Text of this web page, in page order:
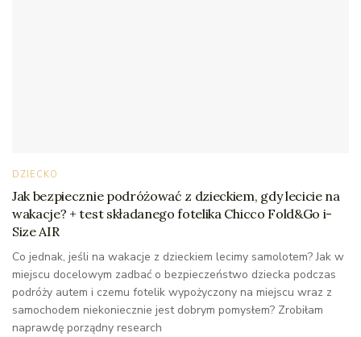
DZIECKO
Jak bezpiecznie podróżować z dzieckiem, gdy lecicie na
wakacje? + test składanego fotelika Chicco Fold&Go i-
Size AIR
Co jednak, jeśli na wakacje z dzieckiem lecimy samolotem? Jak w
miejscu docelowym zadbać o bezpieczeństwo dziecka podczas
podróży autem i czemu fotelik wypożyczony na miejscu wraz z
samochodem niekoniecznie jest dobrym pomysłem? Zrobiłam
naprawdę porządny research